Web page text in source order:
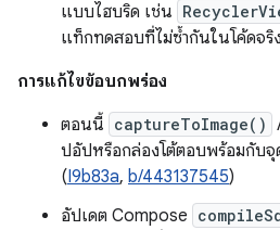
แบบไฮบริด เช่น
แท็กทดสอบที่ไม่ซ้ำกันในโค้ดจริ
การแก้ไขข้อบกพร่อง
ตอนนี้ captureToImage()
ปอัปหรือกล่องโต้ตอบพร้อมกับ
(I9b83a, b/443137545)
อัปเดต Compose